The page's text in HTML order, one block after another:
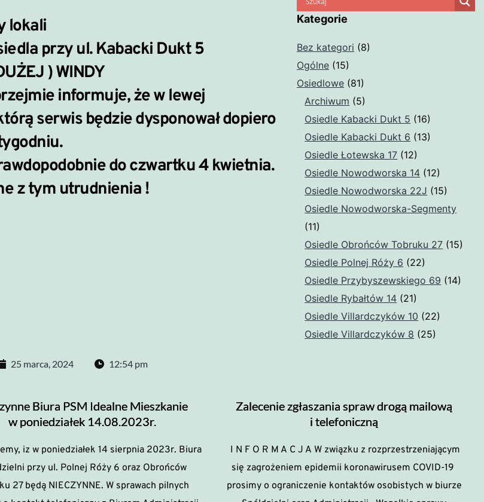
lokali
przy ul. Kabacki Dukt 5
) WINDY
informuje, że w lewej
serwis będzie dysponował dopiero
do czwartku 4 kwietnia.
z tym utrudnienia !
Kategorie
Bez kategori (8)
Ogólne (15)
Osiedlowe (81)
Archiwum (5)
Osiedle Kabacki Dukt 5 (16)
Osiedle Kabacki Dukt 6 (13)
Osiedle Łotewska 17 (12)
Osiedle Nowodworska 14 (12)
Osiedle Nowodworska 22J (15)
Osiedle Nowodworska-Segmenty
(11)
Osiedle Obrońców Tobruku 27 (15)
Osiedle Polnej Róży 6 (22)
Osiedle Przybyszewskiego 69 (14)
Osiedle Rybałtów 14 (21)
Osiedle Villardczyków 10 (22)
Osiedle Villardczyków 8 (25)
25 marca, 2024 12:54 pm
Biura PSM Idealne Mieszkanie
w poniedziałek 14.08.2023r.
iz w poniedziałek 14 sierpnia 2023r. Biura
przy ul. Polnej Róży 6 oraz Obrońców
27 będą NIECZYNNE. W sprawach pilnych
Zalecenie zgłaszania spraw drogą mailową
i telefoniczną
I N F O R M A C J A W związku z rozprzestrzeniającym
się zagrożeniem epidemii koronawirusem COVID-19
prosimy o ograniczenie kontaktów osobistych w biurze